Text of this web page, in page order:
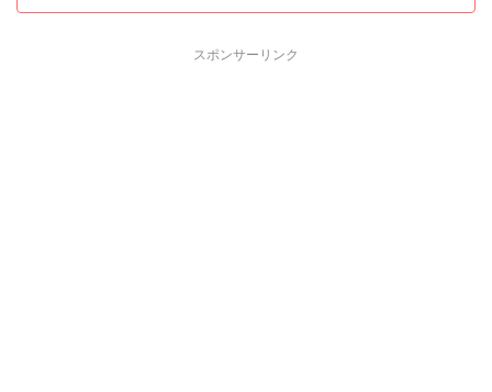
スポンサーリンク